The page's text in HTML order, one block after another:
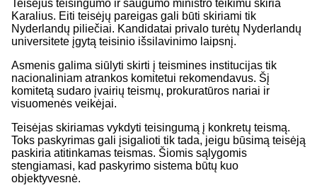
Teisėjus teisingumo ir saugumo ministro teikimu skiria
Karalius. Eiti teisėjų pareigas gali būti skiriami tik
Nyderlandų piliečiai. Kandidatai privalo turėtų Nyderlandų
universitete įgytą teisinio išsilavinimo laipsnį.
Asmenis galima siūlyti skirti į teismines institucijas tik
nacionaliniam atrankos komitetui rekomendavus. Šį
komitetą sudaro įvairių teismų, prokuratūros nariai ir
visuomenės veikėjai.
Teisėjas skiriamas vykdyti teisingumą į konkretų teismą.
Toks paskyrimas gali įsigalioti tik tada, jeigu būsimą teisėją
paskiria atitinkamas teismas. Šiomis sąlygomis
stengiamasi, kad paskyrimo sistema būtų kuo
objektyvesnė.